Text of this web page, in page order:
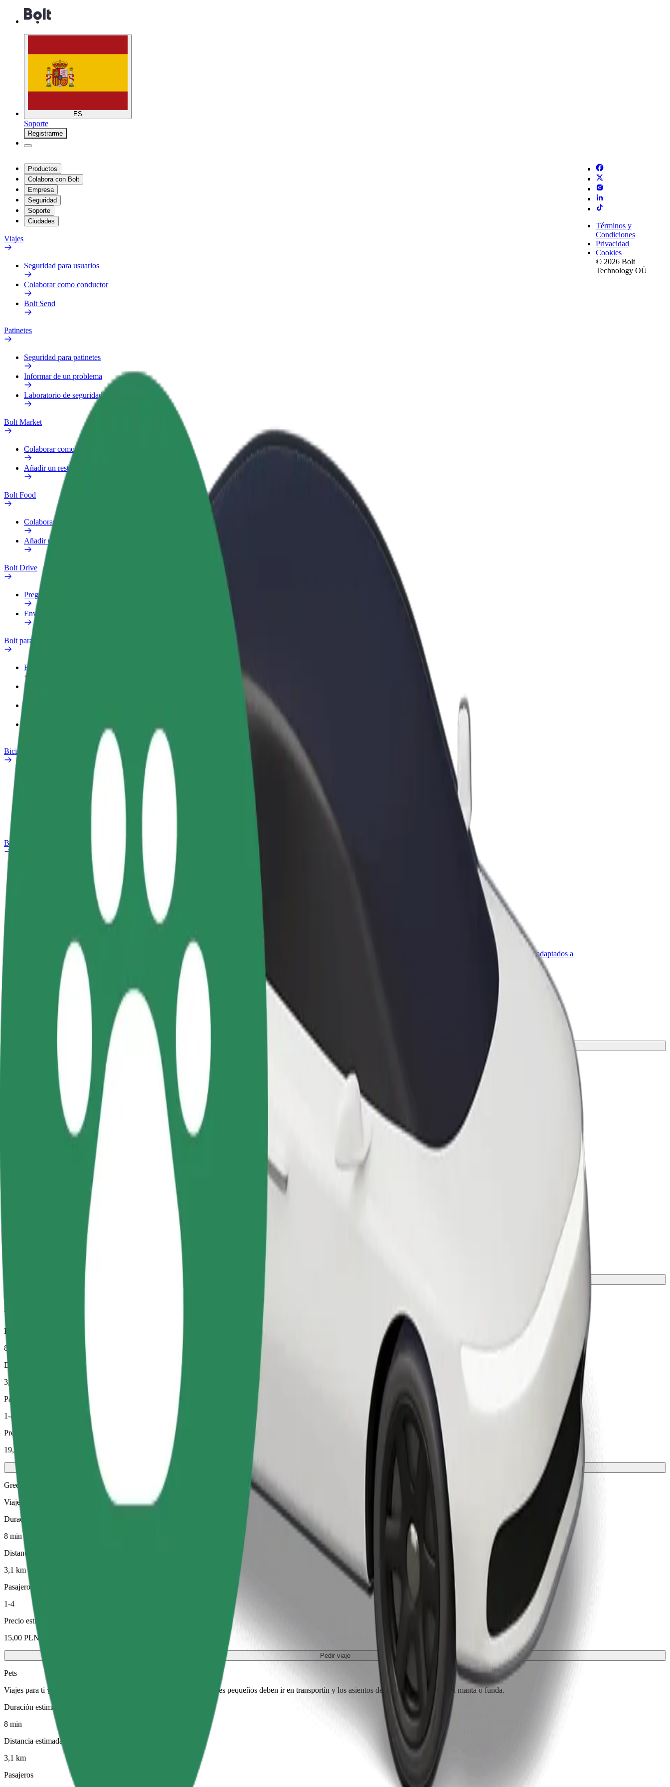
ES
Soporte
Registrarme
Productos
Colabora con Bolt
Empresa
Seguridad
Soporte
Ciudades
Viajes
Seguridad para usuarios
Colaborar como conductor
Bolt Send
Patinetes
Seguridad para patinetes
Informar de un problema
Laboratorio de seguridad
Bolt Market
Colaborar como repartidor
Añadir un restaurante o tienda
Bolt Food
Colaborar como repartidor
Añadir un restaurante o tienda
Bolt Drive
Preguntas frecuentes
Enviar aviso sobre un vehículo
Bolt para empresas
Beneficios
Perfil de trabajo
Bicis
Laboratorio de seguridad
Informar de un problema
Bolt Plus
Colaborar como conductor
Gana dinero colaborando
Colaborar como repartidor
Reparte comida y cobra todas las
Bolt para empresas
Productos y servicios de Bolt adaptados a
Términos y
Condiciones
Privacidad
Cookies
© 2026 Bolt
Technology OÜ
Cómo ir de "Kielce Exhibition Halls" a "Pasaż Świętokrzyski"
¿Buscas la mejor manera de ir de "Kielce Exhibition Halls" a "Pasaż Świętokrzyski"? Echa un vistazo a nuestros servicios y encuentra la mejor opción para tu viaje.
Descargar la app
Kielce Exhibition Halls
Pasaż Świętokrzyski
Comodidad y confort a un botón de distancia
Viajes fiables en coches estándar de tamaño medio.
Viajes en coches con más espacio para equipaje y para estirar las piernas
Duración estimada del viaje
8 min
Distancia estimada
3,1 km
Pasajeros
1-4
Precio estimado
19,20 PLN
Green
Viajes eficientes en vehículos híbridos y eléctricos
Duración estimada del viaje
8 min
Distancia estimada
3,1 km
Pasajeros
1-4
Precio estimado
15,00 PLN
Pedir viaje
Pets
Viajes para ti y tu mascota. Los perros deben llevar bozal, los animales pequeños deben ir en transportín y los asientos deben protegerse con una manta o funda.
Duración estimada del viaje
8 min
Distancia estimada
3,1 km
Pasajeros